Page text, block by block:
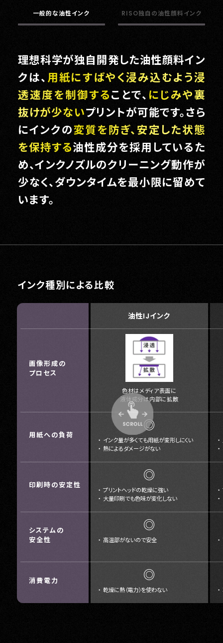
一般的な油性インク RISO独自の油性顔料インク
理想科学が独自開発した油性顔料イン
クは、用紙にすばやく浸み込むよう浸
透速度を制御することで、 にじみや裏
抜けが少ないプリントが可能です。さら
にインクの変質を防ぎ、安定した状態
を保持する油性成分を採用しているた
め、インクノズルのクリーニング動作が
少なく、ダウンタイムを最小限に留めて
います。
インク種別による比較
油性IJインク
画像形成の
プロセス
色材はメディア表面に
液体成分は内部に拡散
用紙への負荷
◎
インク量が多くても用紙が変形しにくい
熱によるダメージがない
印刷時の安定性
◎
プリントヘッドの乾燥に強い
大量印刷でも色味が変化しない
システムの
安全性
◎
高温部がないので安全
消費電力 ◎
乾燥に熱（電力）を使わない